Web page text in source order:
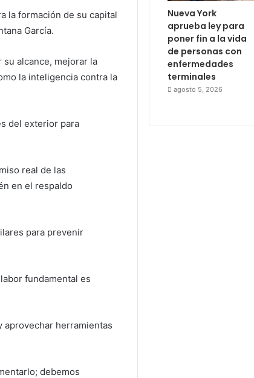
la formación de su capital
García.
alcance, mejorar la
la inteligencia contra la
del exterior para
real de las
en el respaldo
para prevenir
fundamental es
aprovechar herramientas
debemos
Nueva York
aprueba ley para
poner fin a la vida
de personas con
enfermedades
terminales
agosto 5, 2026